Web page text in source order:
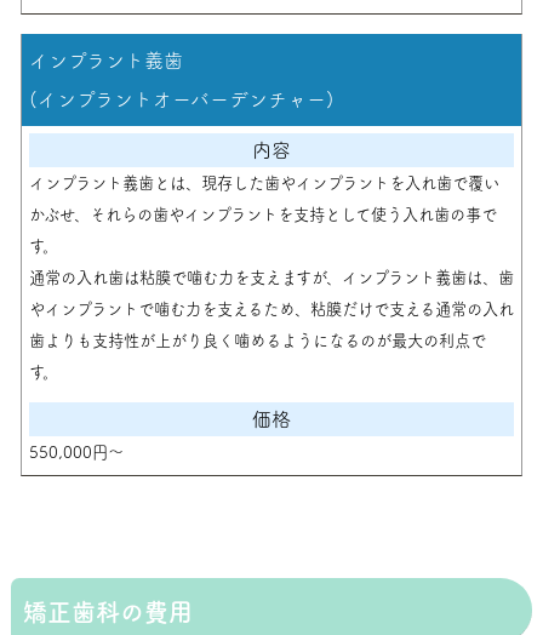
インプラント義歯
(インプラントオーバーデンチャー)
インプラント義歯とは、現存した歯やインプラントを入れ歯で覆い
かぶせ、それらの歯やインプラントを支持として使う入れ歯の事で
す。
通常の入れ歯は粘膜で噛む力を支えますが、インプラント義歯は、歯
やインプラントで噛む力を支えるため、粘膜だけで支える通常の入れ
歯よりも支持性が上がり良く噛めるようになるのが最大の利点で
す。
550,000円〜
矯正歯科の費用